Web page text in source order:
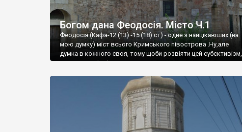
Богом дана Феодосія. Місто Ч.1
Феодосія (Кафа-12 (13) -15 (18) ст) - одне з найцікавіших (на
мою думку) міст всього Кримського півострова .Ну,але
думка в кожного своя, тому щоби розвіяти цей субєктивізм,
запрошую відвідати це